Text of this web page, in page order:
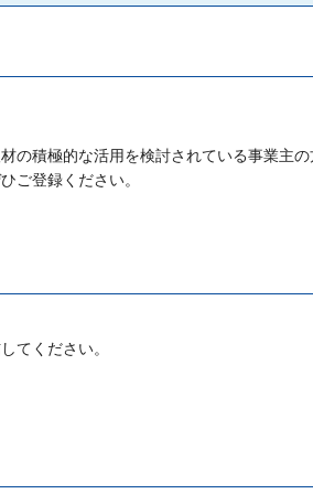
の積極的な活用を検討されている事業主
ご登録ください。
てください。